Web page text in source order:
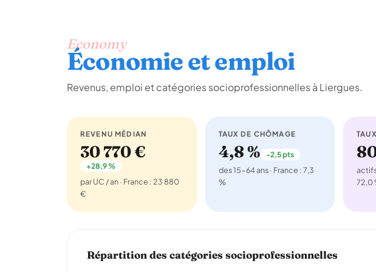
Economy
Économie et emploi
Revenus, emploi et catégories socioprofessionnelles à Liergues.
REVENU MÉDIAN
30 770 €
+28,9 %
par UC / an · France : 23 880
€
TAUX DE CHÔMAGE
4,8 % -2,5 pts
des 15-64 ans · France : 7,3
%
72,0
Répartition des catégories socioprofessionnelles